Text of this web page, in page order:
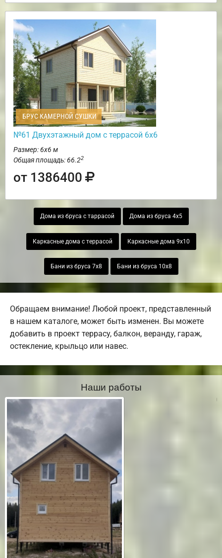
БРУС КАМЕРНОЙ СУШКИ
№61 Двухэтажный дом с террасой 6х6
Размер: 6х6 м
Общая площадь: 66.22
от 1386400
Дома из бруса с таррасой Дома из бруса 4х5
Каркасные дома с террасой Каркасные дома 9х10
Бани из бруса 7х8 Бани из бруса 10х8
Обращаем внимание! Любой проект, представленный
в нашем каталоге, может быть изменен. Вы можете
добавить в проект террасу, балкон, веранду, гараж,
остекление, крыльцо или навес.
Наши работы